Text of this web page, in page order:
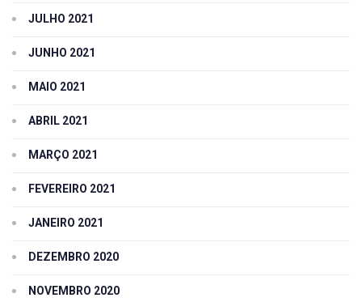
JULHO 2021
JUNHO 2021
MAIO 2021
ABRIL 2021
MARÇO 2021
FEVEREIRO 2021
JANEIRO 2021
DEZEMBRO 2020
NOVEMBRO 2020